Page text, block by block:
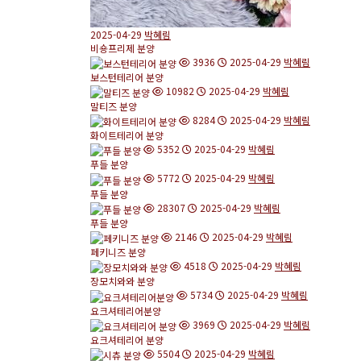
2025-04-29 박혜림
비숑프리제 분양
3936
2025-04-29 박혜림
보스턴테리어 분양
10982
2025-04-29 박혜림
말티즈 분양
8284
2025-04-29 박혜림
화이트테리어 분양
5352
2025-04-29 박혜림
푸들 분양
5772
2025-04-29 박혜림
푸들 분양
28307
2025-04-29 박혜림
푸들 분양
2146
2025-04-29 박혜림
페키니즈 분양
4518
2025-04-29 박혜림
장모치와와 분양
5734
2025-04-29 박혜림
요크셔테리어분양
3969
2025-04-29 박혜림
요크셔테리어 분양
5504
2025-04-29 박혜림